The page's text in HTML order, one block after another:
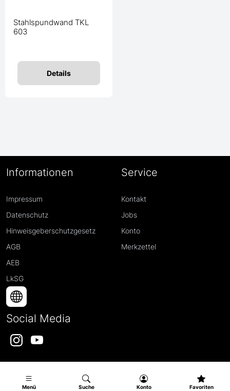
Menü Suche Konto Favoriten
Stahlspundwand TKL
603
Details
Informationen
Impressum
Datenschutz
Hinweisgeberschutzgesetz
AGB
AEB
LkSG
Service
Kontakt
Jobs
Konto
Merkzettel
Social Media
InstagramYouTube